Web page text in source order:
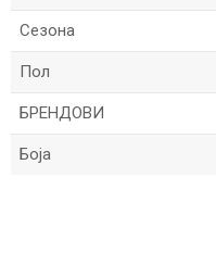
Сезона
Пол
БРЕНДОВИ
Боја